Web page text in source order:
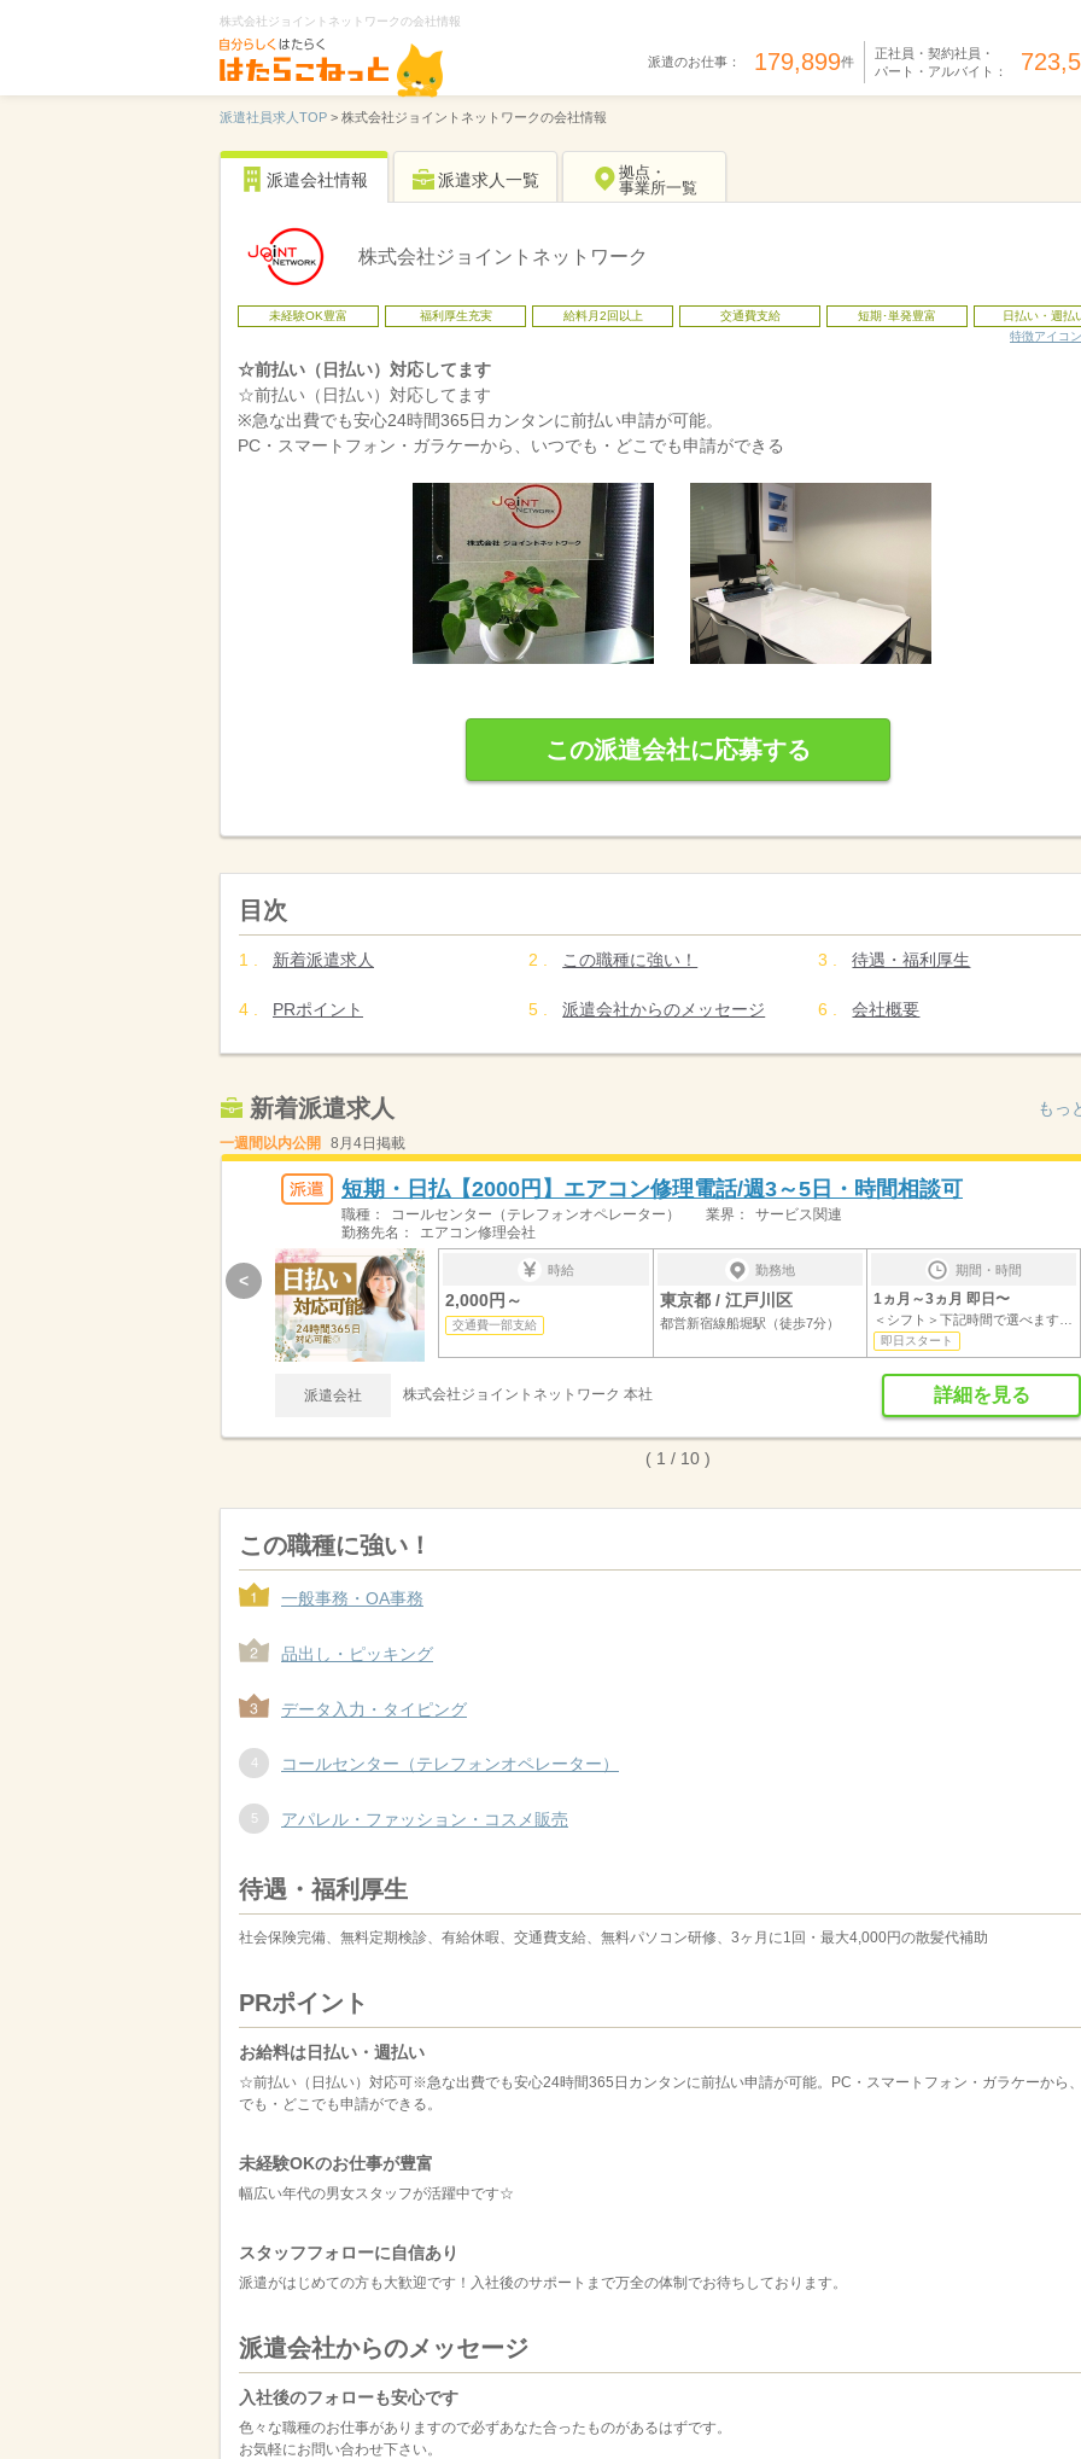
株式会社ジョイントネットワークの会社情報
派遣のお仕事： 179,899件
正社員・契約社員・
パート・アルバイト：
派遣社員求人TOP > 株式会社ジョイントネットワークの会社情報
派遣会社情報 派遣求人一覧
拠点・
事業所一覧
株式会社ジョイントネットワーク
未経験OK豊富 福利厚生充実 給料月2回以上 交通費支給 短期･単発豊富
日払い・週払
特徴アイコ
☆前払い（日払い）対応してます
☆前払い（日払い）対応してます
※急な出費でも安心24時間365日カンタンに前払い申請が可能。
PC・スマートフォン・ガラケーから、いつでも・どこでも申請ができる
この派遣会社に応募する
目次
新着派遣求人 この職種に強い！ 待遇・福利厚生
PRポイント 派遣会社からのメッセージ 会社概要
新着派遣求人 もっ
一週間以内公開 8月4日掲載
短期・日払【2000円】エアコン修理電話/週3～5日・時間相談可
職種： コールセンター（テレフォンオペレーター） 業界：
サービス関連
勤務先名：
エアコン修理会社
時給
2,000円～
交通費一部支給
勤務地
東京都 / 江戸川区
都営新宿線船堀駅（徒歩7分）
期間・時間
1ヵ月～3ヵ月 即日〜
即日スタート
詳細を見る
派遣会社 株式会社ジョイントネットワーク 本社
<
( 1 / 10 )
この職種に強い！
一般事務・OA事務
品出し・ピッキング
データ入力・タイピング
コールセンター（テレフォンオペレーター）
アパレル・ファッション・コスメ販売
待遇・福利厚生
社会保険完備、無料定期検診、有給休暇、交通費支給、無料パソコン研修、3ヶ月に1回・最大4,000円の散髪代補助
PRポイント
お給料は日払い・週払い
☆前払い（日払い）対応可※急な出費でも安心24時間365日カンタンに前払い申請が可能。PC・スマートフォン・ガラケーから
でも・どこでも申請ができる。
未経験OKのお仕事が豊富
幅広い年代の男女スタッフが活躍中です☆
スタッフフォローに自信あり
派遣がはじめての方も大歓迎です！入社後のサポートまで万全の体制でお待ちしております。
派遣会社からのメッセージ
入社後のフォローも安心です
色々な職種のお仕事がありますので必ずあなた合ったものがあるはずです。
お気軽にお問い合わせ下さい。